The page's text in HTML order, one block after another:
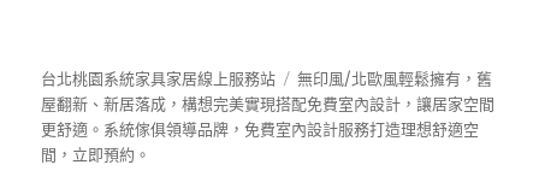
台北桃園系統家具家居線上服務站
無印風/北歐風輕鬆擁有，舊
屋翻新、新居落成，構想完美實現搭配免費室內設計，讓居家空間
更舒適。 系統傢俱領導品牌，免費室內設計服務打造理想舒適空
間，立即預約。